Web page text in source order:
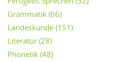
Grammatik (66)
Landeskunde (151)
Literatur (28)
Phonetik (48)